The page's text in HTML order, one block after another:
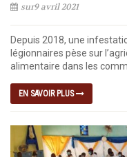
sur9 avril 2021
Depuis 2018, une
légionnaires pèse sur
alimentaire dans les
EN SAVOIR PLUS